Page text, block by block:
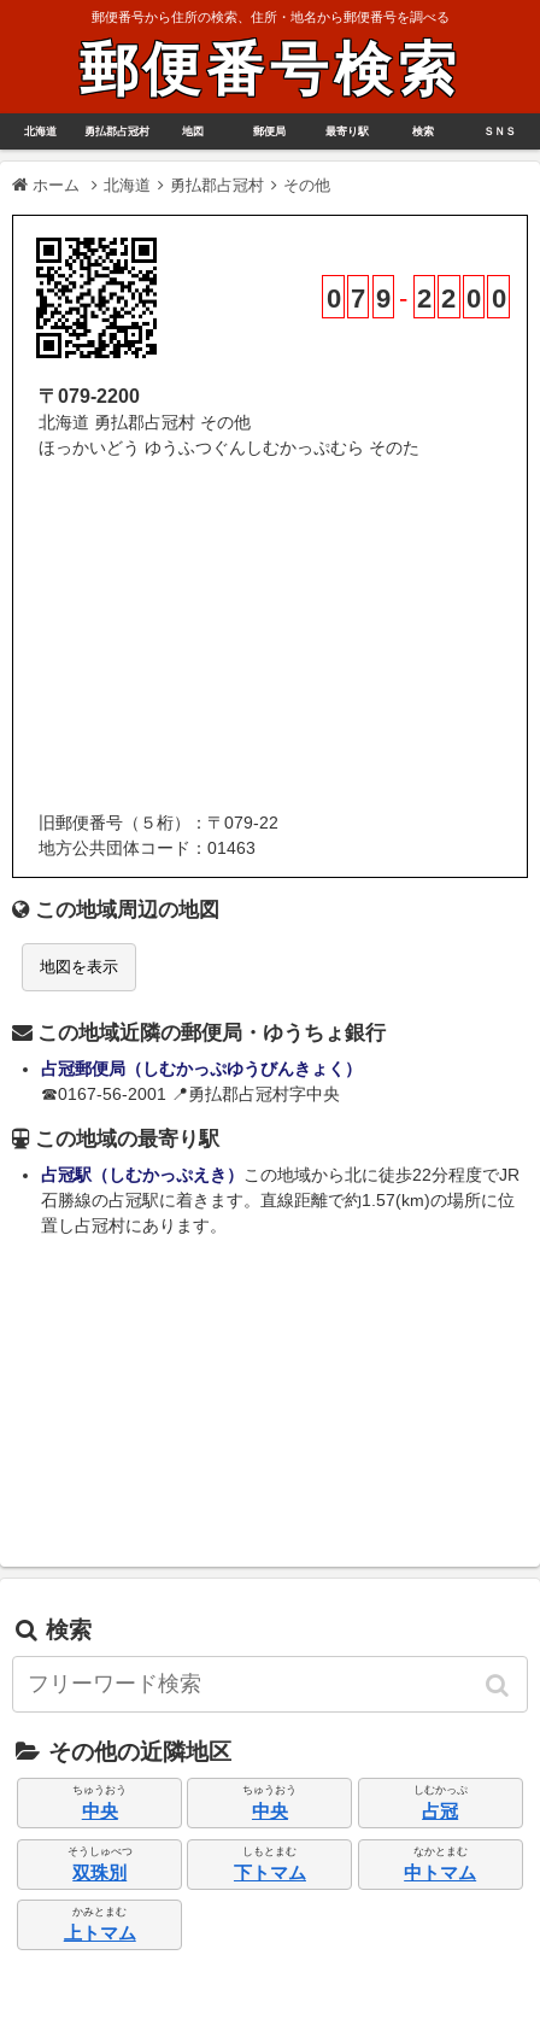
郵便番号から住所の検索、住所・地名から郵便番号を調べる
郵便番号検索
北海道 勇払郡占冠村 地図 郵便局 最寄り駅 検索 ＳＮＳ
ホーム 北海道 勇払郡占冠村 その他
0 7 9 - 2 2 0 0
〒079-2200
北海道 勇払郡占冠村 その他
ほっかいどう ゆうふつぐんしむかっぷむら そのた
旧郵便番号（５桁）：〒079-22
地方公共団体コード：01463
この地域周辺の地図
地図を表示
この地域近隣の郵便局・ゆうちょ銀行
占冠郵便局（しむかっぷゆうびんきょく）
☎0167-56-2001 📍勇払郡占冠村字中央
この地域の最寄り駅
占冠駅（しむかっぷえき） この地域から北に徒歩22分程度でJR
石勝線の占冠駅に着きます。直線距離で約1.57(km)の場所に位
置し占冠村にあります。
検索
その他の近隣地区
ちゅうおう
中央
ちゅうおう
中央
しむかっぷ
占冠
そうしゅべつ
双珠別
しもとまむ
下トマム
なかとまむ
中トマム
かみとまむ
上トマム